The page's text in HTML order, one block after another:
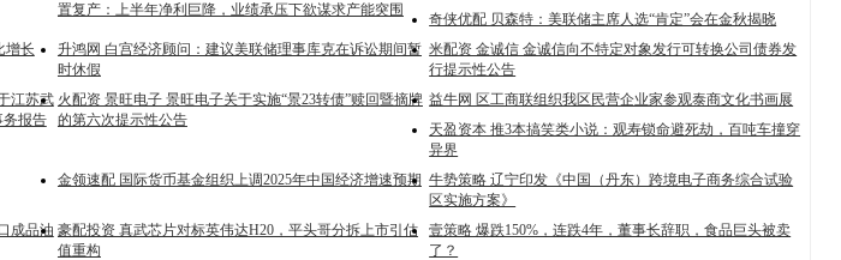
置复产：上半年净利巨降，业绩承压下欲谋求产能突围
奇侠优配 贝森特：美联储主席人选“肯定”会在金秋揭晓
增长
升鸿网 白宫经济顾问：建议美联储理事库克在诉讼期间暂
时休假
米配资 金诚信 金诚信向不特定对象发行可转换公司债券发
行提示性公告
江苏武
务报告
火配资 景旺电子 景旺电子关于实施“景23转债”赎回暨摘牌
的第六次提示性公告
益牛网 区工商联组织我区民营企业家参观泰商文化书画展
天盈资本 推3本搞笑类小说：观寿锁命避死劫，百吨车撞穿
异界
金领速配 国际货币基金组织上调2025年中国经济增速预期 牛势策略 辽宁印发《中国（丹东）跨境电子商务综合试验
区实施方案》
成品油 豪配投资 真武芯片对标英伟达H20，平头哥分拆上市引估
值重构
壹策略 爆跌150%，连跌4年，董事长辞职，食品巨头被卖
了？